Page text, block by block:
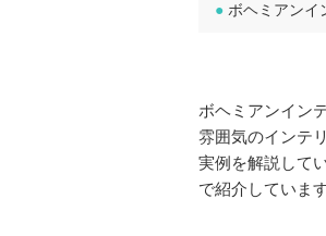
● ボヘミアンイ
ボヘミアンイン
雰囲気のインテ
実例を解説して
で紹介しています